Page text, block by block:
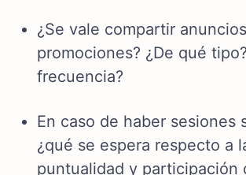
¿Se vale compartir
promociones? ¿De qué
frecuencia?
En caso de haber sesiones
¿qué se espera respecto a
puntualidad y participación